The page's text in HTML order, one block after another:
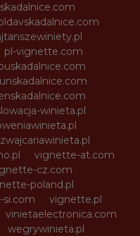
pl-vignette.com
winieta.pl
vignette-at.com
cz.com
poland.pl
vignette.pl
vinietaelectronica.com
wegrywinieta.pl